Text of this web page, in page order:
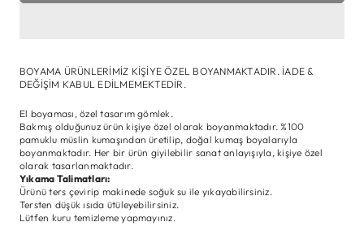
BOYAMA ÜRÜNLERİMİZ KİŞİYE ÖZEL BOYANMAKTADIR. İADE &
DEĞİŞİM KABUL EDİLMEMEKTEDİR.
El boyaması, özel tasarım gömlek.
Bakmış olduğunuz ürün kişiye özel olarak boyanmaktadır. %100
pamuklu müslin kumaşından üretilip, doğal kumaş boyalarıyla
boyanmaktadır. Her bir ürün giyilebilir sanat anlayışıyla, kişiye özel
olarak tasarlanmaktadır.
Yıkama Talimatları:
Ürünü ters çevirip makinede soğuk su ile yıkayabilirsiniz.
Tersten düşük ısıda ütüleyebilirsiniz.
Lütfen kuru temizleme yapmayınız.